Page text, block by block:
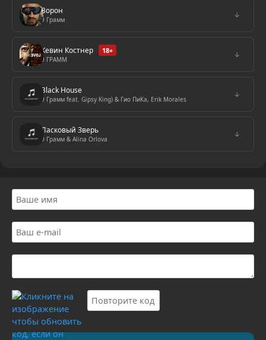
Ворон
9 Грамм
↓
Кевин Костнер 18+
9 ГРАММ
↓
Black House
9 Грамм feat. Gipsy King) & Гио ПиКа, Erik Morales
↓
Ласковый Зверь
9 Грамм & Alina Orlova
↓